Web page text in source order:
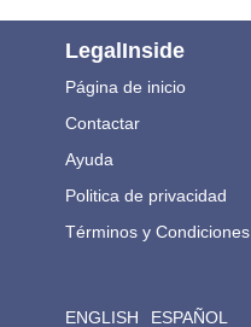
LegalInside
Página de inicio
Contactar
Ayuda
Politica de privacidad
Términos y Condiciones
ENGLISH ESPAÑOL